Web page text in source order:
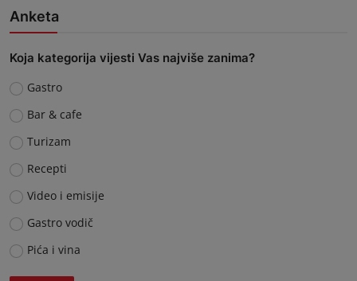
Anketa
Koja kategorija vijesti Vas najviše zanima?
Gastro
Bar & cafe
Turizam
Recepti
Video i emisije
Gastro vodič
Pića i vina